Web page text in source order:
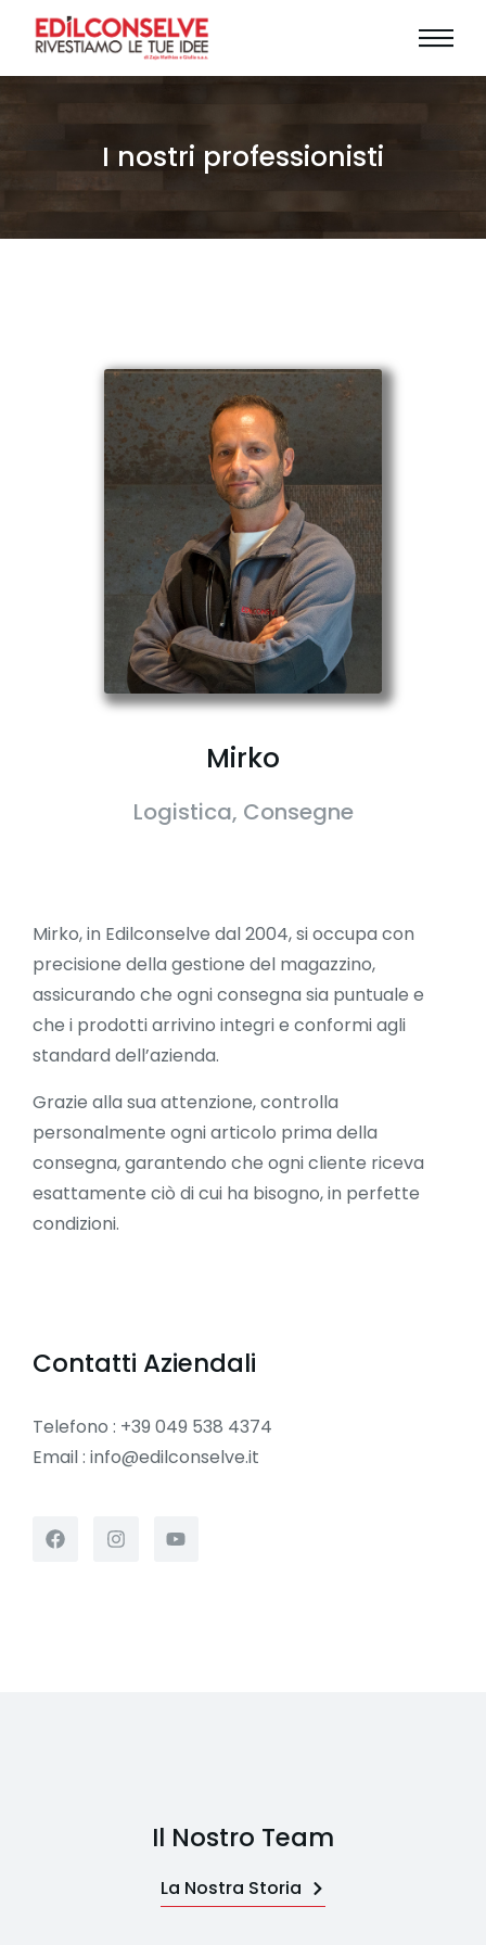
I nostri professionisti
Mirko
Logistica, Consegne
Mirko, in Edilconselve dal 2004, si occupa con
precisione della gestione del magazzino,
assicurando che ogni consegna sia puntuale e
che i prodotti arrivino integri e conformi agli
standard dell’azienda.
Grazie alla sua attenzione, controlla
personalmente ogni articolo prima della
consegna, garantendo che ogni cliente riceva
esattamente ciò di cui ha bisogno, in perfette
condizioni.
Contatti Aziendali
Telefono : +39 049 538 4374
Email : info@edilconselve.it
Il Nostro Team
La Nostra Storia